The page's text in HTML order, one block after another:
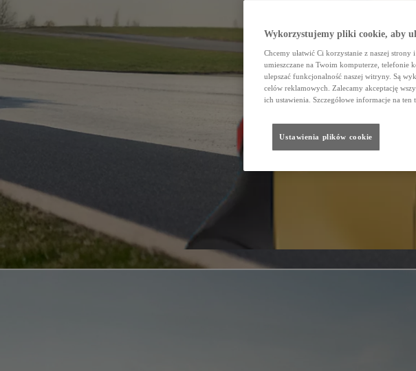
Wykorzystujemy pliki cookie, aby
Chcemy ułatwić Ci korzystanie z naszej
umieszczane na Twoim komputerze, telefonie
ulepszać funkcjonalność naszej witryny. Są
celów reklamowych. Zalecamy akceptację
ich ustawienia. Szczegółowe informacje na ten
Ustawienia plików cookie